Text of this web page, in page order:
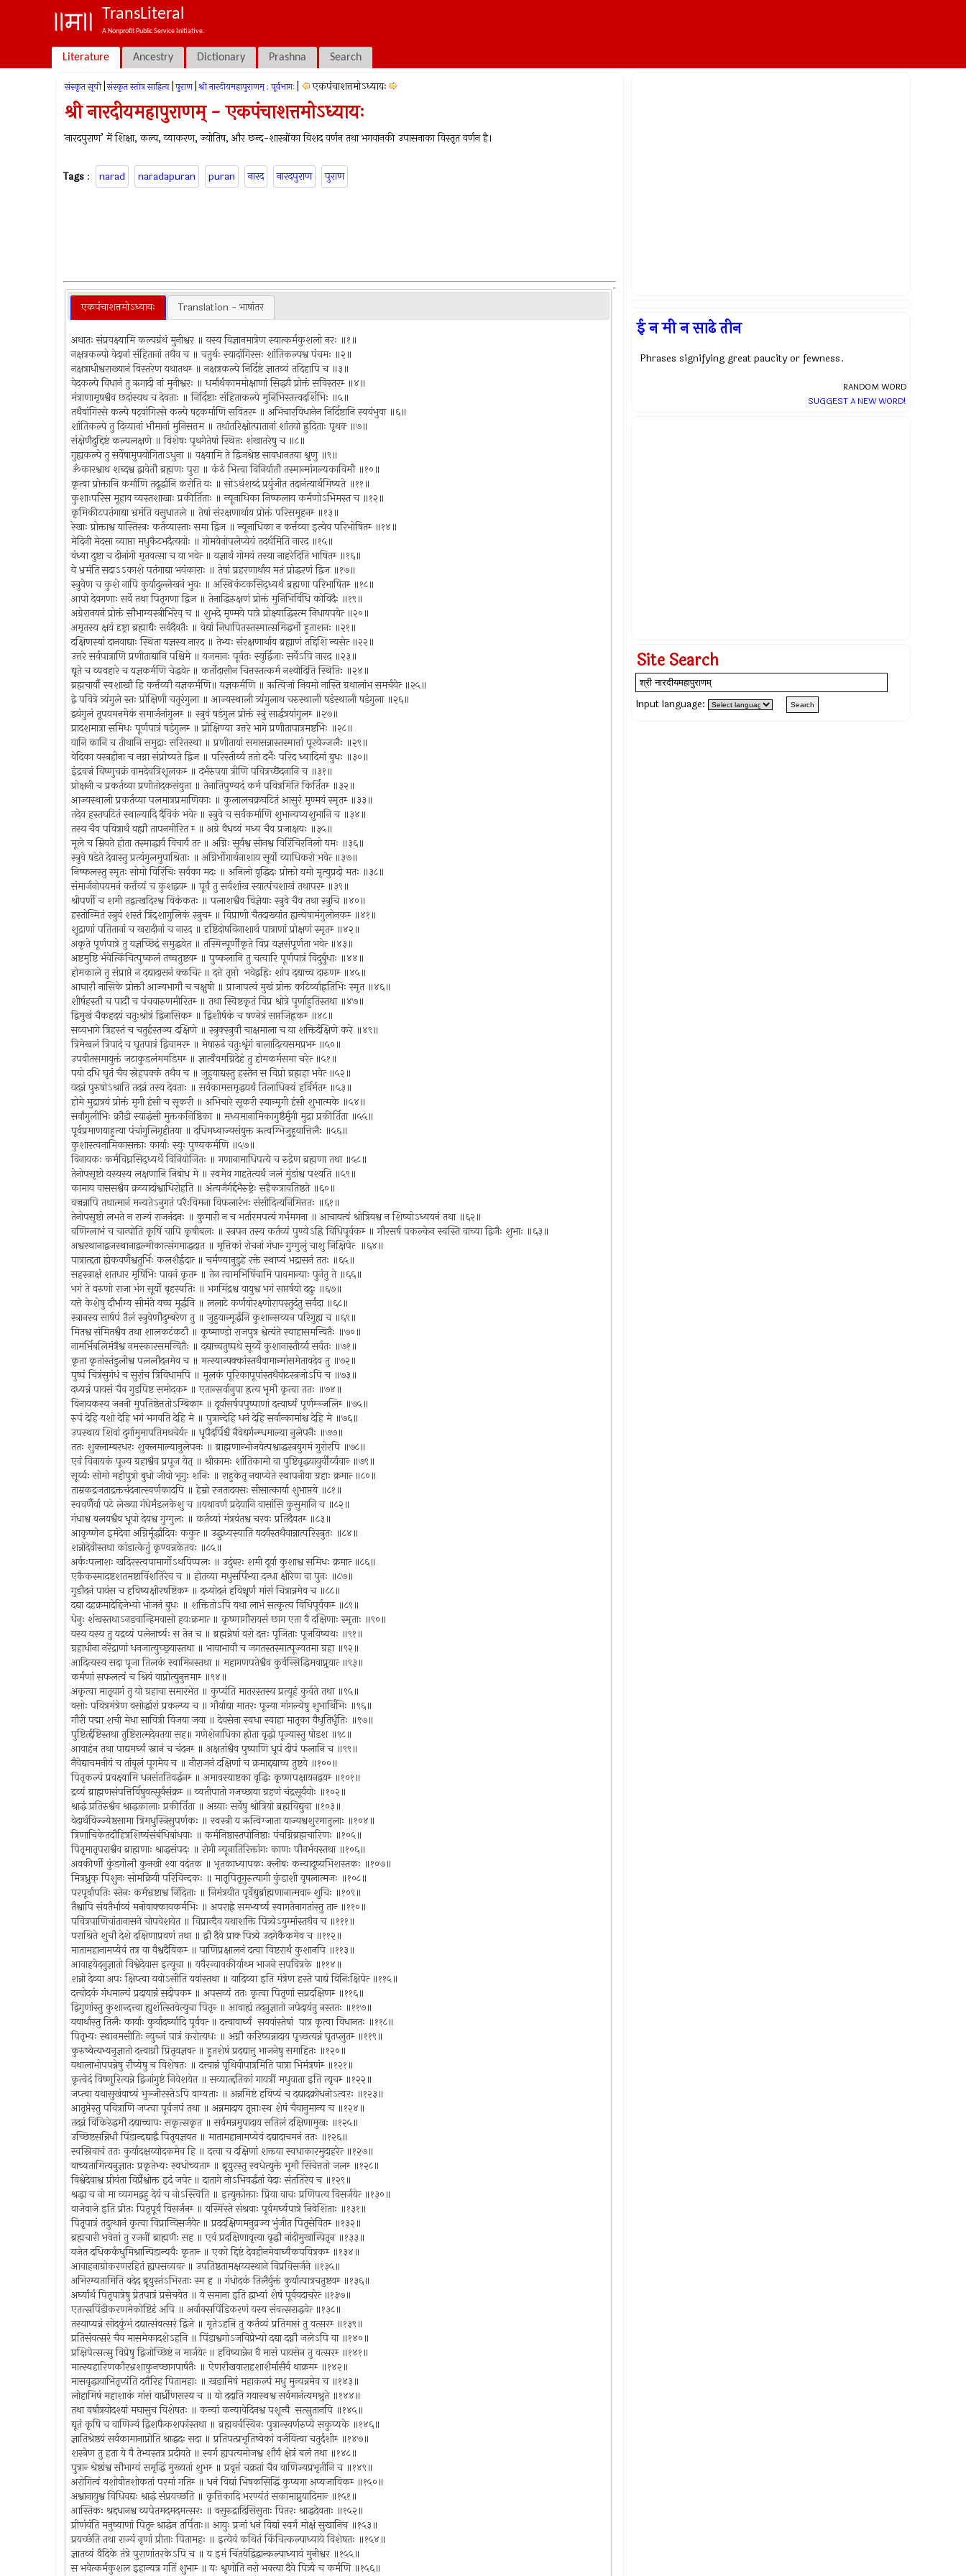
TransLiteral
A Nonprofit Public Service Initiative.
Literature Ancestry Dictionary Prashna Search
संस्कृत सूची संस्कृत स्तोत्र साहित्य पुराण श्री नारदीयमहापुराणम् : पूर्वभागः एकपंचाशत्तमोऽध्यायः
श्री नारदीयमहापुराणम् - एकपंचाशत्तमोऽध्यायः
`नारदपुराण’ में शिक्षा, कल्प, व्याकरण, ज्योतिष, और छन्द-शास्त्रोंका विशद वर्णन तथा भगवानकी उपासनाका विस्तृत वर्णन है।
Tags : narad naradapuran puran नारद नारदपुराण पुराण
एकपंचाशत्तमोऽध्यायः Translation - भाषांतर
अथातः संप्रवक्ष्यामि कल्पग्रंथं मुनीश्वर ॥ यस्य विज्ञानमात्रेण स्यात्कर्मकुशलो नरः ॥१॥
नक्षत्रकल्पो वेदानां संहितानां तथैव च ॥ चतुर्थः स्यादांगिरसः शांतिकल्पश्व पंचमः ॥२॥
नक्षत्राधीश्वराख्यानं विस्तरेण यथातथम्‍ ॥ नक्षत्रकल्पे निर्दिष्टं ज्ञातव्यं तदिहापि च ॥३॥
वेदकल्पे विधानं तु ऋगादी नां मुनीश्वरः ॥ धर्मार्थकाममोक्षाणां सिद्धयै प्रोक्तं सविस्तरम्‍ ॥४॥
मंत्राणामृषश्वैव छदांस्यथ च देवताः ॥ निर्दिष्टाः संहिताकल्पे मुनिभिस्तत्त्वदर्शिभिः ॥५॥
तथैवांगिरसे कल्पे षट्‌वांगिरसे कल्पे षट्‌कर्माणि सवितरम्‍ ॥ अभिचारविधानेन निर्दिष्टानि स्वयंभुवा ॥६॥
शांतिकल्पे तु दिव्यानां भौमानां मुनिसत्तम ॥ तथांतरिक्षोत्पातानां शांतयो ह्रुदिताः पृथक्‍ ॥७॥
संक्षेणैदुद्दिष्टं कल्पलक्षणे ॥ विशेषः पृथगेतेषां स्थितः शंखातरेषु च ॥८॥
गुह्यकल्पे तु सर्वेषामुपयोगिताऽधुना ॥ वक्ष्यामि ते द्विजश्रेष्ठ सावधानतया श्रृणु ॥९॥
ॐकारश्वाथ शब्दश्व द्वावेतौ ब्रह्मणः पुरा ॥ कंठं भित्त्वा विनिर्यातौ तस्मान्मांगल्यकाविमौ ॥१०॥
कृत्वा प्रोक्तानि कर्माणि तदूर्द्धानि करोति यः ॥ सोऽथंशब्दं प्रयुंजीत तदानंत्यार्थमिष्यते ॥११॥
कुशाःपरिस मूहाय व्यस्तशाखाः प्रकीर्तिताः ॥ न्यूनाधिका निष्फलाय कर्मणोऽभिमस्त च ॥१२॥
कृमिकीटपतंगाद्या भ्रमंति वसुधातले ॥ तेषां संरक्षणार्थाय प्रोक्तं परिसमूहनम्‍ ॥१३॥
रेखाः प्रोक्ताश्व यास्तिस्त्रः कर्तव्यास्ताः समा द्विज ॥ न्यूनाधिका न कर्त्तव्या इत्येव परिभोषितम्‍ ॥१४॥
मेदिनी मेदसा व्याप्ता मधुकैटभदैत्ययोः ॥ गोमयेनोपलेप्येयं तदर्थमिति नारद ॥१५॥
वंध्या दुष्टा च दीनांगी मृतवत्सा च या भवेत्‍ ॥ यज्ञार्थं गोमयं तस्या नाहरेदिति भाषितम्‍ ॥१६॥
ये भ्रमंति सदाऽऽकाशे पतंगाद्या भयंकाराः ॥ तेषां प्रहरणार्थाय मतं प्रोद्धरणं द्विज ॥१७॥
स्त्रुवेण च कुशे नापि कुर्यादुल्लेखनं भुवः ॥ अस्थिकंटकसिद्ध्यर्थं ब्रह्मणा परिभाषितम्‍ ॥१८॥
आपो देवगणाः सर्वे तथा पितृगणा द्विज ॥ तेनाद्धिरुक्षणं प्रोक्तं मुनिभिर्विधि कोविदैः ॥१९॥
अग्रेरानयनं प्रोक्तं सौभाग्यस्त्रीभिरेव् च ॥ शुभदे मृण्मये पात्रे प्रोक्ष्याद्धिस्त्म निधायपयेत्‍ ॥२०॥
अमृतस्य क्षयं दृष्ट्रा ब्रह्माद्यैः सर्वदैवतैः ॥ वेद्यां निधापितस्तस्मात्समिद्धर्भो हुताशनः ॥२१॥
दक्षिणस्यां दानवाद्याः स्थिता यज्ञस्य नारद ॥ तेभ्यः संरक्षणार्थाय ब्रह्याणं तद्दिशि न्यसेत्‍ ॥२२॥
उत्तरे सर्वपात्राणि प्रणीताद्यानि पश्चिमे ॥ यजमानः पूर्वतः स्युर्द्विजाः सर्वेऽपि नारद ॥२३॥
द्यूते च व्यवहारे च यज्ञकर्मणि चेद्धवेत्‍ ॥ कर्तोदासीन चित्तस्तत्कर्म नश्योदिति स्थितिः ॥२४॥
ब्रह्मचार्यौ स्वशाखौ हि कर्त्तव्यौ यज्ञकर्मणि॥ यज्ञकर्मणि ॥ ऋत्विजां नियमो नास्ति ग्रथालांभ समर्चयेत्‍ ॥२५॥
द्वे पवित्रे त्र्यंगुले स्तः प्रोक्षिणी चतुरंगुला ॥ आज्यस्थाली त्र्यंगुलाथ चरुस्थाली षडंस्थाली षडंगुला ॥२६॥
द्वयंगुलं तूपयमनमेकं समार्जनांगुलम्‍ ॥ स्त्रुवं षडंगुल प्रोक्तं स्त्रुं सार्द्धत्रयांगुलम्‍ ॥२७॥
प्रादशमात्रा समिधः पूर्णपात्रं षडंगुलम्‍ ॥ प्रोक्षिण्या उत्तरे भागे प्रणीतापात्रमष्टभिः ॥२८॥
यानि कानि च तीथानि समुद्राः सरितस्था ॥ प्रणीतायां समासन्नास्तस्मात्तां पूरयेज्जलैः ॥२९॥
वेदिका वस्त्रहीना च नग्ना संप्रोच्यते द्विज ॥ परिस्तीर्य्य ततो दर्भैः परिद ध्यादिमां बुधः ॥३०॥
इंद्रवज्रं विष्णुचक्रं वामदेवत्रिशूलकम्‍ ॥ दर्भरुपया त्रीणि पवित्रच्छॆदनानि च ॥३१॥
प्रोक्षनी च प्रकर्तव्या प्रणीतोदकसंयुता ॥ तेनातिपुण्यदं कर्म पवित्रमिति किर्तितम्‍ ॥३२॥
आज्यस्थाली प्रकर्तव्या पलमात्रप्रमाणिकाः ॥ कुलालचक्रघटितं आसुरं मृण्मयं स्मृतम्‍ ॥३३॥
तदेव हस्तघटितं स्थाल्यादि दैविकं भवेत्‍ ॥ स्त्रुवे च सर्वकर्माणि शुभान्यप्यशुभानि च ॥३४॥
तस्य चैव पवित्रार्थं वह्यौ तापनमीरित म्‍ ॥ अग्रे वैधव्यं मध्य चैव प्रजाक्षयः ॥३५॥
मूले च म्रियते होता तस्माद्धार्य विचार्य तत्‍ ॥ अग्निः सूर्यश्व सोनश्व विरिंचिरनिलो यमः ॥३६॥
स्त्रुवे षडेते देवास्तु प्रत्यंगुलमुपाश्रिताः ॥ अग्निर्भोगार्थनाशाय सूर्यो व्याधिकरो भवेत्‍ ॥३७॥
निष्फलस्तु स्मृतः सोमो विरिंचिः सर्वका मदः ॥ अनिलो वृद्धिदः प्रोक्तो यमो मृत्युप्रदो मतः ॥३८॥
संमार्जनोपयमनं कर्त्तव्यं च कुशद्वयम्‍ ॥ पूर्वं तु सर्वशांख स्यात्पंचशाखं तथापरम्‍ ॥३९॥
श्रीपर्णी च शमी तद्वत्खदिरश्व विकंकतः ॥ पलाशश्वैव विज्ञेयाः स्त्रुवे चैव तथा स्त्रुचि ॥४०॥
हस्तोन्मितं स्त्रुवं शस्तं त्रिंद्शागुलिकं स्त्रुचम्‍ ॥ विप्राणी चैतदाख्यांत ह्यन्येषामंगुलोनकम्‍ ॥४१॥
शूद्राणां पतितानां च खरादीनां च नारद ॥ दृष्टिदोषविनाशार्थ पात्राणां प्रोक्षणं स्मृतम्‍ ॥४२॥
अकृते पूर्णपात्रे तु यज्ञच्छिद्रं समुद्धवेत ॥ तस्मिन्पूर्णीकृते विप्र यज्ञसंपूर्णता भवेत्‍ ॥४३॥
अष्टमुष्टि र्भवेत्किंचित्पुष्कलं तच्चतुष्टयम्‍ ॥ पुष्कलानि तु चत्वारि पूर्णपात्रं विदुर्बुधाः ॥४४॥
होमकाले तु संप्राप्ते न दद्यादासनं क्कचित्‍ ॥ दत्ते तृप्तो भवेद्वह्रिः शांप दद्याच्च दारुणम्‍ ॥४५॥
आघारौ नासिके प्रोक्तौ आज्यभागौ च चक्षुषी ॥ प्राजापत्यं मुखं प्रोक्त कटिर्व्याह्रतिभिः स्मृत ॥४६॥
शीर्षहस्तौ च पादौ च पंचवारुणमीरितम्‍ ॥ तथा स्विष्टकृतं विप्र श्रोत्रे पूर्णाहुतिस्तथा ॥४७॥
द्विमुखं चैकहदयं चतुःश्रोत्रं द्विनासिकम्‍ ॥ द्विशीर्षकं च षण्नेत्रं सप्तजिह्रकम्‍ ॥४८॥
सव्यभागे त्रिहस्तं च चतुर्हस्तञ्च दक्षिणे ॥ स्त्रुक्‍स्त्रुवौ चाक्षमाला च या शक्तिर्दक्षिणे करे ॥४९॥
त्रिमेखलं त्रिपादं च घृतपात्रं द्विचामरम्‍ ॥ मेषारुढं चतुःश्रृंगं बालादित्यसमप्रभम्‍ ॥५०॥
उपवीतसमायुक्तं जटाकुडलंममडिमम्‍ ॥ ज्ञात्वैवमग्निदेहं तु होमकर्मसमा चरेत्‍ ॥५१॥
पयो दधि घृतं चैव स्नेहपक्कं तथैव च ॥ जुहुयाद्यस्तु हस्तेन स विप्रो ब्रह्महा भवेत्‍ ॥५२॥
यदन्नं पुरुषोऽश्राति तदन्नं तस्य देवताः ॥ सर्वकामसमृद्धयर्थं तिलाधिक्यं हर्विर्मतम्‍ ॥५३॥
होमे मुद्रात्रयं प्रोक्तं मृगी हंसी च सूकरी ॥ अभिचारे सूकरी स्यान्मृगी हंसी शुभात्मके ॥५४॥
सर्वांगुलीभिः क्रौडी स्याद्धंसी मुक्तकनिष्ठिका ॥ मध्यमानामिकागुष्ठैर्मृगी मुद्रा प्रकीर्तिता ॥५५॥
पूर्वप्रमाणयाहुत्या पंचांगुलिगृहीतया ॥ दधिमध्वाज्यसंयुक्त ऋत्वग्भिजुहुयात्तिलैः ॥५६॥
कुशास्त्वनामिकासक्ताः कार्याः स्युः पुण्यकर्मणि ॥५७॥
विनायकः कर्मविघ्नसिद्ध्यर्थे विनियोजितः ॥ गणानामाधिपत्ये च रुद्रेण ब्रह्मणा तथा ॥५८॥
तेनोपसृष्टो यस्यस्य लक्षणानि निबोध मे ॥ स्वमेव गाहतेत्यर्थं जलं मुंडांश्व पश्यति ॥५९॥
कामाय वाससश्वैव क्रव्यादांश्वाधिरोहति ॥ अंत्यजैर्गर्द्दभैरुष्ट्रेः सहैकत्रावतिष्ठते ॥६०॥
वज्रन्नापि तथात्मानं मन्यतेऽनुगतं परैःविमना विफलारंभः संसीदित्यनिमित्ततः ॥६१॥
तेनोपसृष्टो लभते न राज्यं राजनंदनः ॥ कुमारी न च भर्तारमपत्यं गर्भंमगना ॥ आचायत्वं श्रोत्रियश्व न शिष्योऽध्ययनं तथा ॥६२॥
वणिग्लाभं च चान्पोति कृषिं चापि कृषीबलः ॥ स्त्रपन तस्य कर्तव्यं पुण्येऽह्रि विधिपूर्वकम्‍ ॥ गौरसर्ष पकल्केन स्वस्ति वाच्या द्विजैः शुभाः ॥६३॥
अश्वस्थानाद्वजस्थानाद्वल्मीकात्संगमाद्धदात ॥ मृत्तिकां रोचनां गंधान्‍ गुग्गुलुं चाशु निक्षिपेत्‍ ॥६४॥
पात्रात्द्दता ह्येकवर्णैश्वतुर्भिः कलशैर्ह्रदात्‍ ॥ चर्मण्यानुडुहे रक्ते स्थाप्यं भद्रासनं ततः ॥६५॥
सहस्त्राक्षं शतधार मृषिभिः पावनं कृतम्‍ ॥ तेन त्वामभिषिंचामि पावमान्याः पुनंतु ते ॥६६॥
भगं ते वरुणो राजा भंग सूर्यो बृहस्पतिः ॥ भगमिंद्रश्व वायुश्व भगं सप्तर्षयो ददुः ॥६७॥
यत्ते केशेषु दौर्भाग्य सीमंते यच्च मूर्द्धनि ॥ ललाटे कर्णयोरक्ष्णोरापस्तुदंतु सर्वदा ॥६८॥
स्त्रानस्य सार्षपं तैलं स्त्रुवेणौदुम्बरेण तु ॥ जुहुयान्मूर्द्धनि कुशान्सव्यन परिगुह्य च ॥६९॥
मितश्व संमितश्वैव तथा शालकटंकटौ ॥ कूष्माण्डो राजपुत्र श्वेत्यंते स्वाहासमन्वितैः ॥७०॥
नामर्भिबलिमंत्रैश्व नमस्कारसमन्वितैः ॥ दद्याच्चतुष्पथे सूर्य्ये कुशानास्तीर्य्य सर्वतः ॥७१॥
कृता कृतांस्तंडुलीश्व पललौदनमेव च ॥ मत्स्यान्पक्कांस्तथैवामान्मांसमेतावदेव तु ॥७२॥
पुष्पं चित्रंसुगंधं च सुरांच त्रिविधामपि ॥ मूलकं पूरिकापूपांस्तथैवोटस्त्रजोऽपि च ॥७३॥
दध्यन्नं पायसं चैव गुडपिष्ट समोदकम्‍ ॥ एतान्सर्वानुपा ह्रत्य भूमौ कृत्वा ततः ॥७४॥
विनायकस्य जननी मुपतिष्ठेत्ततोऽम्बिकाम्‍ ॥ दूर्वासर्षपपुष्पाणां दत्त्वार्घ्यं पूर्णम्‍ञ्जलिम्‍ ॥७५॥
रुपं देहि यशो देहि भगं भगवति देहि मे ॥ पुत्रान्देहि धनं देहि सर्वान्कामांश्च देहि मे ॥७६॥
उपस्थाय शिवां दुर्गामुमापतिमथचेर्यत्‍ ॥ धूपैदर्पिश्चै नैवेद्यर्गन्म्धमाल्या नुलेपनैः ॥७७॥
ततः शुक्लाम्बरधरः शुक्लमाल्यानुलेपनः ॥ ब्राह्मणान्भोजयेत्पश्वाद्धस्त्रयुगमं गुरोरपि ॥७८॥
एवं विनायकं पूज्य ग्रहाश्वैव प्रपूज येत्‌ ॥ श्रीकामः शांतिकामो वा पुष्टिवृद्धयायुर्वीर्य्यवान्‍ ॥७९॥
सूर्य्यः सोमो महीपुत्रो बुधो जीवो भृगुः शनिः ॥ राहुकेतू नवाप्येते स्थापनीया ग्रहाः क्रमात्‍ ॥८०॥
ताम्रकद्रजताद्रक्तचंदनात्स्वर्णकादपि ॥ हेम्रो रजतादयसः सीसात्कार्या शुभाप्तये ॥८१॥
स्ववर्णैर्वा पटे लेख्या गंधेर्मंडलकेशु च ॥यथावर्णं प्रदेयानि वासांसि कुसुमानि च ॥८२॥
गंधाश्व बलयश्वैव धूपो देयश्व गुग्गुलः ॥ कर्तव्यां मंत्रवंतश्व चरवः प्रतिदैवतम्‍ ॥८३॥
आकृष्णेन इमंदेवा अग्निर्मूर्द्धादिवः ककुत्‍ ॥ उद्धुध्यस्वाति यदर्यस्तथैवान्नात्परिस्त्रुतः ॥८४॥
शन्नोदेवीस्तथा कांडात्केतुं कृण्वन्नकेतवः ॥८५॥
अर्कःपलाशः खदिरस्त्वपामार्गोऽथपिप्पलः ॥ उदुंबरः शमी दूर्वा कुशाश्व समिधः क्रमात्‍ ॥८६॥
एकैकस्मादष्टशतमष्टाविंशतिरेव च ॥ होतव्या मधुसर्पिभ्या दन्धा क्षीरेण वा पुनः ॥८७॥
गुडौदनं पायंस च हविष्यक्षीरषष्टिकम्‍ ॥ दध्योदनं हविश्चूर्णं मांसं चित्रान्नमेव च ॥८८॥
दद्या दहक्रमादेद्दिजेभ्यो भोजनं बुधः ॥ शक्तितोऽपि यथा लाभं सत्कृत्य विधिपूर्वकम्‍ ॥८९॥
धेनुः शंखस्तथाऽनङवान्हिमवासो हयःक्रमात्‍ ॥ कृष्णागौरायसं छाग एता वै दक्षिणाः स्मृताः ॥९०॥
यस्य यस्य तु यद्रव्यं पलेनार्च्यः स तेन च ॥ ब्रह्मन्नेषां वरो दत्तः पूजिताः पूजयिष्यथः ॥९१॥
ग्रहाधीना नरेंद्राणां धनजात्युच्छ्रयास्तथा ॥ भावाभावौ च जगतस्तस्मात्पूज्यतमा ग्रहा ॥९२॥
आदित्यस्य सदा पूजा तिलकं स्वामिनस्तथा ॥ महागणपतेश्वैव कुर्वन्सिद्धिमवाप्नुयात्‍ ॥९३॥
कर्मणां सफलत्वं च श्रियं वाप्नोत्युनुत्तमाम्‍ ॥९४॥
अकृत्वा मातृयागं तु यो ग्रहाचा समारभेत ॥ कुप्यंति मातरस्तस्य प्रत्यूहं कुर्वते तथा ॥९५॥
वसोः पवित्रमंत्रेण वसोर्द्धारां प्रकल्प्य च ॥ गौर्याद्या मातरः पूज्या मांगल्येषु शुभार्थिभिः ॥९६॥
गौरी पद्मा शची मेधा सावित्री विजया जया ॥ देवसेना स्वधा स्वाहा मातृका वैधृतिर्धृतिः ॥९७॥
पुष्टिर्त्द्दष्टिस्तथा तुष्टिरात्मदेवतया सह॥ गणेशेनाधिका ह्रोता वृद्धो पूज्यास्तु षोडश ॥९८॥
आवाहंन तथा पाद्यमर्घ्यं स्नानं च चंदनम्‍ ॥ अक्षतांश्वैव पुष्पाणि धूपं दीपं फलानि च ॥९९॥
नैवेद्याचमनीयं च तांबूलं पूगमेव च ॥ नीराजनं दक्षिणां च क्रमाद्दद्याच्च तुष्टये ॥१००॥
पितृकल्पं प्रवक्ष्यामि धनसंततिवर्द्धनम्‍ ॥ अमावस्याष्टका वृद्धिः कृष्णपक्षायनद्वयम्‍ ॥१०१॥
द्रव्यं ब्राह्मणसंपत्तिर्विषुवत्सूर्यसंक्रम्‍ ॥ व्यतीपातो गजच्छाया ग्रहणं चंद्रसूर्ययोः ॥१०२॥
श्राद्धं प्रतिरुश्वैव श्राद्धकालाः प्रकीर्तिता ॥ अग्र्याः सर्वेषु श्रोत्रियो ब्रह्मविद्युवा ॥१०३॥
वेदार्थविज्ज्येष्ठसामा त्रिमधुस्त्रिसुपर्णकः ॥ स्वस्त्री य ऋत्विग्जाता याज्यश्वशुरमातुलाः ॥१०४॥
त्रिणाचिकेतदौहित्रशिष्यंसंबंधिबांधवाः ॥ कर्मनिष्ठास्तपोनिष्ठाः पंचग्निब्रह्मचारिणः ॥१०५॥
पितृमातृपराश्वैव ब्राह्मणाः श्राद्धसंपदः ॥ रोगी न्यूनातिरिक्तांगः काणः पौनर्भवस्तथा ॥१०६॥
अवकीर्णी कुंडगोलौ कुनखी श्या वदंतक ॥ भृतकाध्यापकः क्लीबः कन्यादूष्यभिशस्तकः ॥१०७॥
मित्रध्रुक्‌ पिशुनः सोमक्रियी परिविन्दकः ॥ मातृपितृगुरुत्यागी कुंडाशी वृषलात्मजः ॥१०८॥
परपूर्वापतिः स्तेनः कर्मभ्रष्टाश्व निंदिताः ॥ निमंत्रयीत पूर्वेद्युर्ब्राह्मणानात्मवान्‍ शुचिः ॥१०९॥
तैश्वापि संयतैर्भाव्यं मनोवाक्कायकर्मभिः ॥ अपराह्रे समभ्यर्च्य स्वागतेनागतांस्तु तान्‍ ॥११०॥
पवित्रपाणिचांतानासने चोपवेशयेत ॥ विप्रान्दैव यथाशक्ति पित्र्येऽयुग्मांस्तथैव च ॥१११॥
पराश्रिते शुचौ देशे दक्षिणाप्रवणं तथा ॥ द्वौ दैवे प्राक्‍ पित्र्ये उदगेकैकमेव च ॥११२॥
मातामहानामप्येवं तत्र वा वैश्वदैविकम्‍ ॥ पाणिप्रक्षालनं दत्वा विष्टरार्थं कुशानपि ॥११३॥
आवाहयेदनुज्ञातो विश्वेदेवास इत्यूचा ॥ यवैरन्वावकीर्याथ्म भाजने सपवित्रके ॥११४॥
शन्नो देव्या अपः क्षिप्त्वा यवोऽसीति यवांस्तथा ॥ यादिव्या इति मंत्रेण हस्ते पाद्यं विनिःक्षिपेत्‍ ॥११५॥
दत्त्वोदकं गंधमाल्यं प्रदायान्नं सदीपकम्‍ ॥ अपसव्यं ततः कृत्वा पितृणां सप्रदक्षिणम्‍ ॥११६॥
द्विगुणांस्तु कुशान्दत्त्वा ह्युशंत्स्तिवेत्युचा पितृन्‍ ॥ आवाह्यं तदनुज्ञातो जपेदायंतु नस्ततः ॥११७॥
यवार्थास्तु तिलैः कार्याः कुर्यादर्घ्यादि पूर्ववत्‍ ॥ दत्त्वावार्घ्यं सयवांस्तेषां पात्र कृत्वा विधानतः ॥११८॥
पितृभ्यः स्थानमसीतिः न्युब्जं पात्रं करोत्यधः ॥ अग्नौ करिष्यन्नादाय पृच्छत्यन्नं घृतप्लुतम्‍ ॥११९॥
कुरुष्वेत्यभ्यनुज्ञातो दत्त्वाग्नौ प्रितृयज्ञवत्‍ ॥ हुतशेषं प्रदद्यात्तु भाजनेषु समाहितः ॥१२०॥
यथालाभोपपन्नेषु रौप्येषु च विशेषतः ॥ दत्त्वान्नं पृथिवीपात्रमिति पात्रा भिमंत्रणंम्‍ ॥१२१॥
कृत्वेदं विष्णुरित्यन्ने द्विजांगुष्टं निवेशयेत ॥ सव्यात्द्दतिकां गायत्रीं मधुवाता इति त्यृचम्‍ ॥१२२॥
जप्त्वा यथासुखंवाच्यं भुञ्जीरस्तेऽपि वाग्यताः ॥ अन्नमिष्टं हविप्यं च दद्यादक्रोधनोऽत्वरः ॥१२३॥
आतृप्तेस्तु पवित्राणि जप्त्वा पूर्वजपं तथा ॥ अन्नमादाय तृप्ताःस्थ शेषं चैवानुमान्य च ॥१२४॥
तदन्नं विकिरेद्धमौ दद्याच्चापः सकृत्सकृत ॥ सर्वमन्नमुपादाय सतिलं दक्षिणामुखः ॥१२५॥
उच्छिष्टसन्निधौ पिंडान्दद्याद्वै पितृयज्ञवत ॥ मातामहानामप्येवं दद्यादाचमनं ततः ॥१२६॥
स्वस्निवाचं ततः कुर्यादक्षय्योदकमेव हि ॥ दत्त्वा च दक्षिणां शक्तया स्वधाकारमुदाहरेत्‍ ॥१२७॥
वाच्यतामित्यनुज्ञातः प्रकृतेभ्यः स्वधोच्यताम्‍ ॥ ब्रूयुरस्तु स्वधेत्युक्ते भूमौ सिंचेत्ततो जलम्‍ ॥१२८॥
विश्वेदेवाश्व प्रीयंता विर्प्रैश्वोक्त इदं जपेत्‍ ॥ दातागे नोऽभिवर्द्धंतां वेदाः संततिरेव च ॥१२९॥
श्रद्धा च नो मा व्यगमद्वहु देयं च नोऽस्त्विति ॥ इत्युक्तोक्ताः प्रिया वाचः प्रणिपत्य विसर्जयेत्‍ ॥१३०॥
वाजेवाजे इति प्रीतः पितृपूर्वं विसर्जनम्‍ ॥ यस्मिंस्ते संश्रवाः पूर्वमर्घ्यपात्रे निवेशिताः ॥१३१॥
पितृपात्रं तदुत्थानं कृत्वा विप्रान्विसर्जयेत्‍ ॥ प्रददक्षिणमनुव्रज्य भुंजीत पितृसेवितम्‍ ॥१३२॥
ब्रह्मचारी भवेत्तां तु रजनीं ब्राह्मणैः सह ॥ एवं प्रदक्षिणावृत्त्या वृद्धौ नांदीमुखान्पितृन ॥१३३॥
यजेत दधिकर्कधुमिश्रान्पिडान्यवैः कृतान्‍ ॥ एको द्दिष्टं देवहीनमेवाघ्यैकपवित्रकम्‍ ॥१३४॥
आवाहनाग्रोकरणरहितं ह्यपसव्यवत्‍ ॥ उपतिष्ठतामक्षय्यस्थाने विप्रविसर्जने ॥१३५॥
अभिरम्यतामिति वदेद ब्रूयुस्तंऽभिरताः स्म ह ॥ गंधोदकं तिलैर्युक्तं कुर्यात्पात्रचतुष्टयम्‍ ॥१३६॥
अर्घ्यार्थं पितृपात्रेषु प्रेतपात्रं प्रसेचयेत ॥ ये समाना इति द्वाभ्यां शेषं पूर्ववदाचरेत्‍ ॥१३७॥
एतत्सपिंडीकरणमेकोष्टिदृं अपि ॥ अर्वाक्सपिंडिकरणं यस्य संवत्सराद्धवेत्‍ ॥१३८॥
तस्याप्यन्नं सोदकुंभं दद्यात्संवत्सरं द्विजे ॥ मृतेऽहनि तु कर्तव्यं प्रतिमासं तु वत्सरम्‍ ॥१३९॥
प्रतिसंवत्सरं चैव मासमेकादशेऽहनि ॥ पिंडाश्वगोऽजविप्रेभ्यो दद्या दग्नौ जलेऽपि वा ॥१४०॥
प्रक्षिपेत्सत्सु विप्रेषु द्विजोच्छिष्टं न मार्जयेत्‍ ॥ हविष्यान्नेन वै मासं पायसेन तु वत्सरम्‍ ॥१४१॥
मात्स्यहारिणकौरभ्रशाकुनच्छागपार्षतैः ॥ ऐणरौखवाराहशाशैर्मांसैर्य थाक्रमम्‍ ॥१४२॥
मासवृद्धायाभितृप्यंति दत्तैरिह पितामहाः ॥ खङामिषं महाकल्पं मधु मुन्यन्नमेव च ॥१४३॥
लोहामिषं महाशाकं मांसं वार्ध्रीणसस्य च ॥ यो ददाति गयास्थश्व सर्वमानंत्यमश्नुते ॥१४४॥
तथा वर्षात्रयोदश्यां मघासुच विशेषतः ॥ कन्यां कन्यावेदिनश्व पशून्वै सत्सुतानपि ॥१४५॥
द्यूतं कृषि च वाणिज्यं द्विशफैकशफांस्तथा ॥ ब्रह्मवर्चस्विनः पुत्रान्स्वर्णरुप्ये सकुप्यके ॥१४६॥
ज्ञातिश्रेष्ठयं सर्वकामानाप्नोति श्राद्धदः सदा ॥ प्रतिपत्प्रभृतिष्वेकां वर्जयित्वा चतुर्दशीम्‍ ॥१४७॥
शस्त्रेण तु हता ये वै तेभ्यस्तत्र प्रदीयते ॥ स्वर्ग ह्यपत्यमोजश्व शौर्यं क्षेत्रं बलं तथा ॥१४८॥
पुत्रान्‍ श्रेष्ठांश्व सौभाग्यं समृद्धिं मुख्यतां शुभम्‍ ॥ प्रवृत्तं चक्रतां चैव वाणिज्यप्रभृतीनि च ॥१४९॥
अरोगित्वं यशोवीतशोकतां परमां गतिम्‍ ॥ धनं विद्यां भिषकसिद्धिं कुप्यगा अप्यजाविकम्‍ ॥१५०॥
अश्वानायुश्व विधिवद्यः श्राद्धं संप्रयच्छति ॥ कृत्तिकादि भरण्यंतं सकामाप्नुयादिमान्‍ ॥१५१॥
आस्तिकः श्रद्दधानश्व व्यपेतमदमदमत्सरः ॥ वसुरुद्रादिसिसुताः पितरः श्राद्धदेवताः ॥१५२॥
प्रीणंयंति मनुष्याणां पितृन्‍ श्राद्धेन तर्पिताः॥ आयुः प्रजां धनं विद्यां स्वर्गं मोक्षं सुखानिच ॥१५३॥
प्रयच्छंति तथा राज्यं नृणां प्रीताः पितामहः ॥ इत्येवं कथितं किंचित्कल्पाध्याये विशेषतः ॥१५४॥
ज्ञातव्यं वैदिके तंत्रे पुराणांतरकेऽपि च ॥ य इमं चिंतयेद्विद्वान्कल्पाध्यायं मुनीश्वर ॥१५५॥
स भवेत्कर्मकुशल इहान्यत्र गतिं शुभाम्‍ ॥ यः श्रृणोति नरो भक्त्या दैवे पित्र्ये च कर्मणि ॥१५६॥
ई न मी न साढे तीन
Phrases signifying great paucity or fewness.
RANDOM WORD
SUGGEST A NEW WORD!
Site Search
Input language: